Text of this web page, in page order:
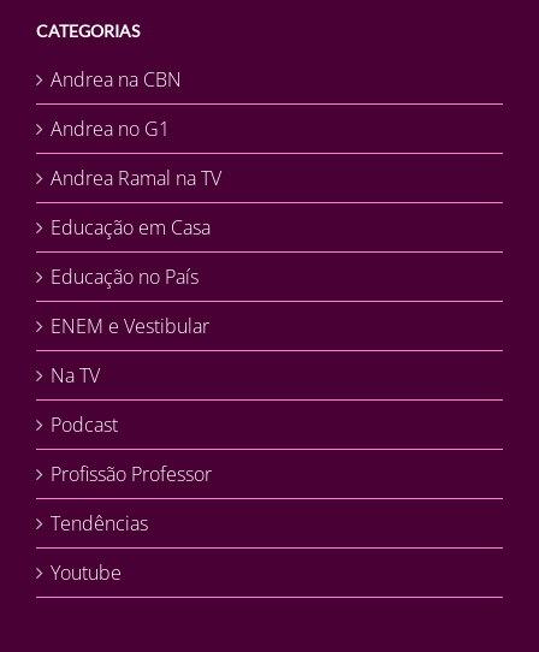
CATEGORIAS
Andrea na CBN
Andrea no G1
Andrea Ramal na TV
Educação em Casa
Educação no País
ENEM e Vestibular
Na TV
Podcast
Profissão Professor
Tendências
Youtube